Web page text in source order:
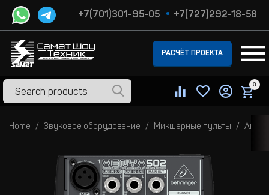
+7(701)301-95-05 +7(727)292-18-58
РАСЧЁТ ПРОЕКТА
0
Home Звуковое оборудование Микшерные пульты